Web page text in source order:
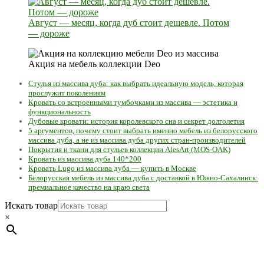
Август — месяц, когда дуб стоит дешевле. Потом
— дороже
Акция на мебель коллекции Deo
Стулья из массива дуба: как выбрать идеальную модель, которая
прослужит поколениям
Кровать со встроенными тумбочками из массива — эстетика и
функциональность
Дубовые кровати: история королевского сна и секрет долголетия
5 аргументов, почему стоит выбрать именно мебель из белорусского
массива дуба, а не из массива дуба других стран-производителей
Покрытия и ткани для стульев коллекции AlesArt (MOS-OAK)
Кровать из массива дуба 140*200
Кровать Lugo из массива дуба — купить в Москве
Белорусская мебель из массива дуба с доставкой в Южно-Сахалинск:
премиальное качество на краю света
Искать товар
×